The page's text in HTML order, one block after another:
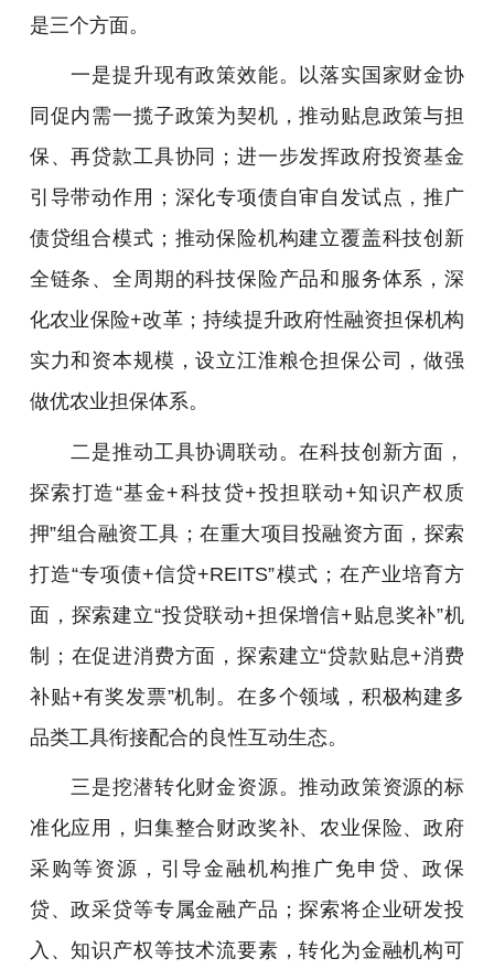
是三个方面。
一是提升现有政策效能。以落实国家财金协
同促内需一揽子政策为契机，推动贴息政策与担
保、再贷款工具协同；进一步发挥政府投资基金
引导带动作用；深化专项债自审自发试点，推广
债贷组合模式；推动保险机构建立覆盖科技创新
全链条、全周期的科技保险产品和服务体系，深
化农业保险+改革；持续提升政府性融资担保机构
实力和资本规模，设立江淮粮仓担保公司，做强
做优农业担保体系。
二是推动工具协调联动。在科技创新方面，
探索打造“基金+科技贷+投担联动+知识产权质
押”组合融资工具；在重大项目投融资方面，探索
打造“专项债+信贷+REITS”模式；在产业培育方
面，探索建立“投贷联动+担保增信+贴息奖补”机
制；在促进消费方面，探索建立“贷款贴息+消费
补贴+有奖发票”机制。在多个领域，积极构建多
品类工具衔接配合的良性互动生态。
三是挖潜转化财金资源。推动政策资源的标
准化应用，归集整合财政奖补、农业保险、政府
采购等资源，引导金融机构推广免申贷、政保
贷、政采贷等专属金融产品；探索将企业研发投
入、知识产权等技术流要素，转化为金融机构可